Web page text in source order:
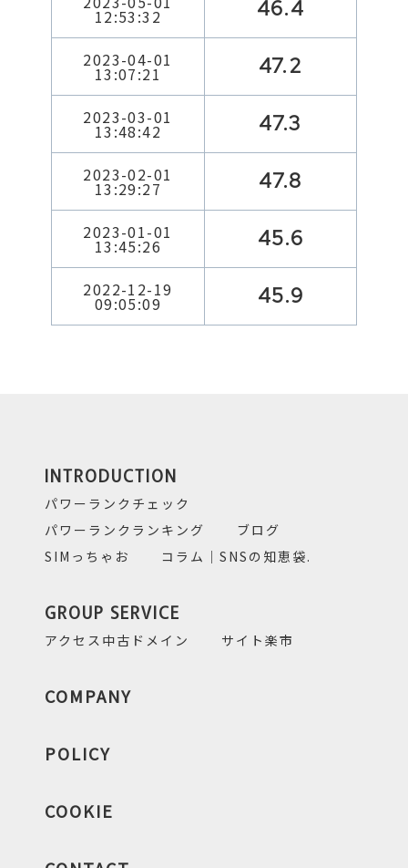
12:53:32 46.4
2023-04-01
13:07:21 47.2
2023-03-01
13:48:42 47.3
2023-02-01
13:29:27 47.8
2023-01-01
13:45:26 45.6
2022-12-19
09:05:09 45.9
INTRODUCTION
パワーランクチェック
パワーランクランキング
ブログ
SIMっちゃお
コラム｜SNSの知恵袋.
GROUP SERVICE
アクセス中古ドメイン サイト楽市
COMPANY
POLICY
COOKIE